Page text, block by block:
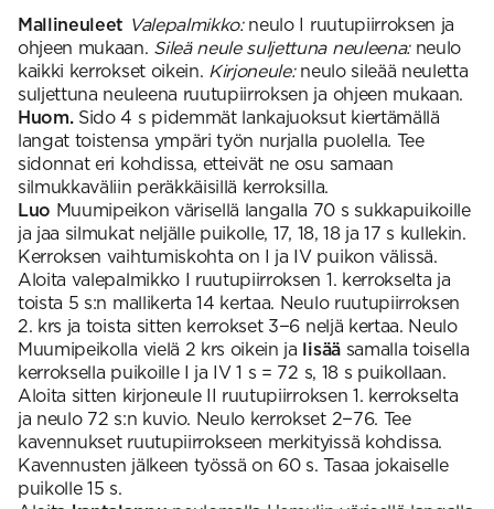
Mallineuleet Valepalmikko:neulo I ruutupiirroksen ja
ohjeen mukaan. Sileä neule suljettuna neuleena:neulo
kaikki kerrokset oikein. Kirjoneule:neulo sileää neuletta
suljettuna neuleena ruutupiirroksen ja ohjeen mukaan.
Huom.Sido 4 s pidemmät lankajuoksut kiertämällä
langat toistensa ympäri työn nurjalla puolella. Tee
sidonnat eri kohdissa, etteivät ne osu samaan
silmukkaväliin peräkkäisillä kerroksilla.
Luo Muumipeikon värisellä langalla 70 s sukkapuikoille
ja jaa silmukat neljälle puikolle, 17, 18, 18 ja 17 s kullekin.
Kerroksen vaihtumiskohta on I ja IV puikon välissä.
Aloita valepalmikko I ruutupiirroksen 1. kerrokselta ja
toista 5 s:n mallikerta 14 kertaa. Neulo ruutupiirroksen
2. krs ja toista sitten kerrokset 3−6 neljä kertaa. Neulo
Muumipeikolla vielä 2 krs oikein ja lisääsamalla toisella
kerroksella puikoille I ja IV 1 s = 72 s, 18 s puikollaan.
Aloita sitten kirjoneule II ruutupiirroksen 1. kerrokselta
ja neulo 72 s:n kuvio. Neulo kerrokset 2−76. Tee
kavennukset ruutupiirrokseen merkityissä kohdissa.
Kavennusten jälkeen työssä on 60 s. Tasaa jokaiselle
puikolle 15 s.